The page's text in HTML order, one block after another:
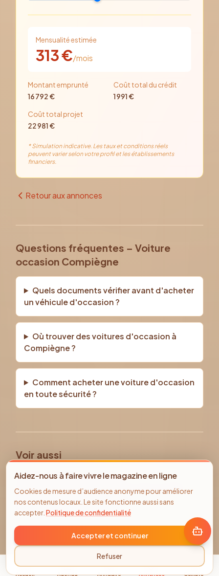
Mensualité estimée
313€/mois
Montant emprunté
16 792€
Coût total du crédit
1 991€
Coût total projet
22 981€
* Simulation indicative. Les taux et conditions réels
peuvent varier selon votre profil et les établissements
financiers.
Retour aux annonces
Questions fréquentes – Voiture
occasion Compiègne
Quels documents vérifier avant d'acheter
un véhicule d'occasion ?
Où trouver des voitures d'occasion à
Compiègne ?
Comment acheter une voiture d'occasion
en toute sécurité ?
Voir aussi
Tous les véhicules d'occasion
Voiture occasion Compiègne
occasion
Annonces immobilier Compiègne
Offres d'emploi Compiègne
Aidez-nous à faire vivre le magazine en ligne
Cookies de mesure d’audience anonyme pour améliorer
nos contenus locaux. Le site fonctionne aussi sans
accepter. Politique de confidentialité
Refuser
Accepter et continuer
Accueil Agenda Annuaire Annonces Compte